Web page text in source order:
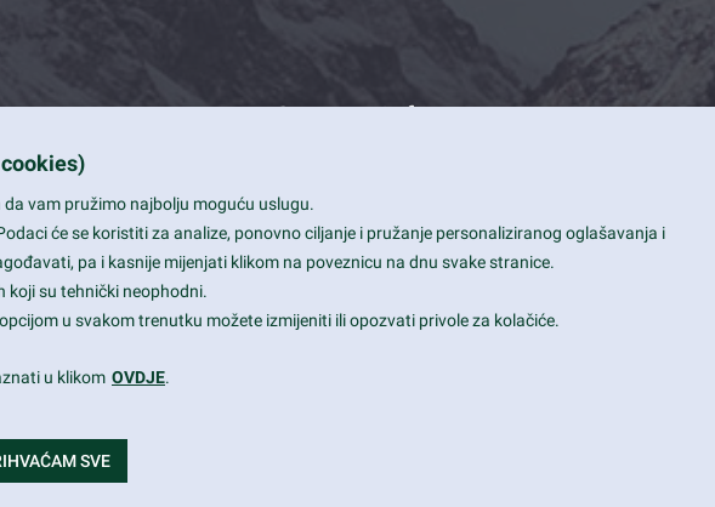
Contact Info
View, CA 94043
+1 650-253-0000
Daily: 9:00 am - 6:00 pm
vam pružimo najbolju moguću uslugu.
će se koristiti za analize, ponovno ciljanje i pružanje personaliziranog oglašavanja i
pa i kasnije mijenjati klikom na poveznicu na dnu svake stranice.
koji su tehnički neophodni.
u svakom trenutku možete izmijeniti ili opozvati privole za kolačiće.
u klikom OVDJE.
SVE